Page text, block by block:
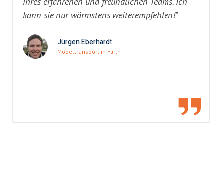
kann sie nur wärmstens weiterempfehlen!"
Jürgen Eberhardt
Möbeltransport in Fürth